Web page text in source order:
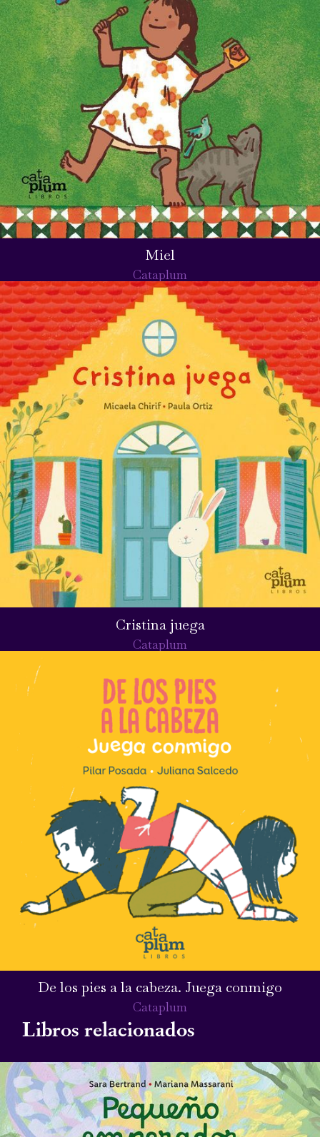
Miel
Cataplum
Cristina juega
Cataplum
De los pies a la cabeza. Juega conmigo
Cataplum
Libros relacionados